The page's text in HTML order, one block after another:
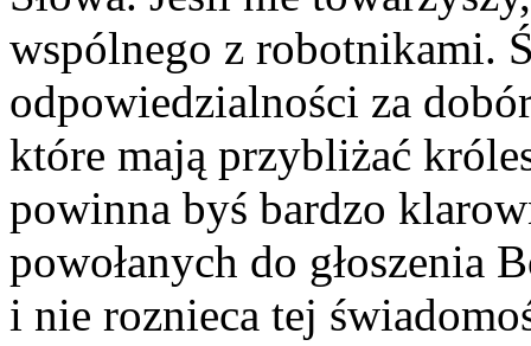
wspólnego z robotnikami.
odpowiedzialności za
które mają przybliżać
powinna byś bardzo
powołanych do głoszenia
i nie roznieca tej